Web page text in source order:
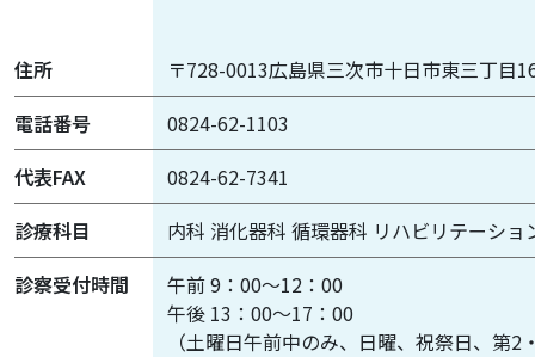
住所
〒728-0013広島県三次市十日市東三丁目
電話番号
0824-62-1103
代表FAX
0824-62-7341
診療科目
内科 消化器科 循環器科 リハビリテーショ
診察受付時間
午前 9：00～12：00
午後 13：00～17：00
（土曜日午前中のみ、日曜、祝祭日、第